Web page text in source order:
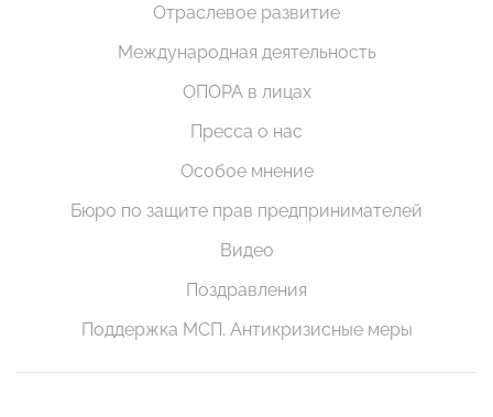
Отраслевое развитие
Международная деятельность
ОПОРА в лицах
Пресса о нас
Особое мнение
Бюро по защите прав предпринимателей
Видео
Поздравления
Поддержка МСП. Антикризисные меры